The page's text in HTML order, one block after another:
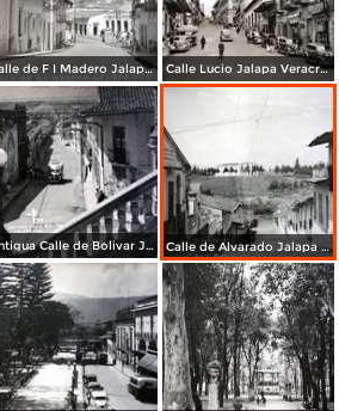
Calle de F I Madero Jalapa Veracruz. Calle Lucio Jalapa Veracruz.
Antigua Calle de Bolivar Jalapa Veracruz. Calle de Alvarado Jalapa Veracruz.